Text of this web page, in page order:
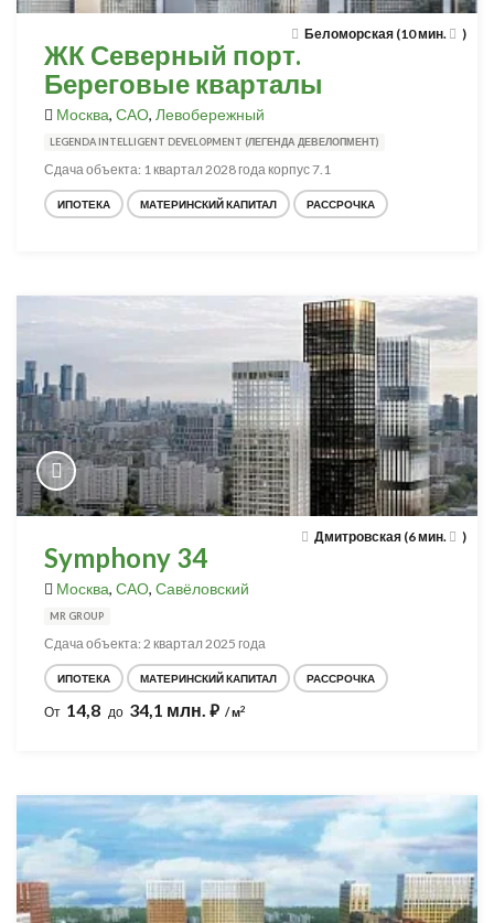
Беломорская (10 мин. )
ЖК Северный порт.
Береговые кварталы
Москва, САО, Левобережный
LEGENDA INTELLIGENT DEVELOPMENT (ЛЕГЕНДА ДЕВЕЛОПМЕНТ)
Сдача объекта: 1 квартал 2028 года корпус 7.1
ИПОТЕКА МАТЕРИНСКИЙ КАПИТАЛ РАССРОЧКА
Дмитровская (6 мин. )
Symphony 34
Москва, САО, Савёловский
MR GROUP
Сдача объекта: 2 квартал 2025 года
ИПОТЕКА МАТЕРИНСКИЙ КАПИТАЛ РАССРОЧКА
От 14,8 до 34,1 млн. ⃏ / м2